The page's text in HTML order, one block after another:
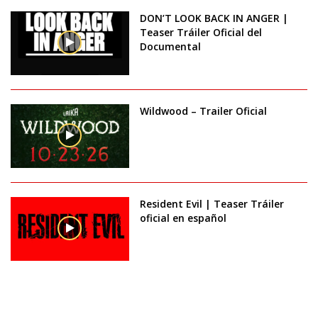
DON’T LOOK BACK IN ANGER |
Teaser Tráiler Oficial del
Documental
Wildwood – Trailer Oficial
Resident Evil | Teaser Tráiler
oficial en español